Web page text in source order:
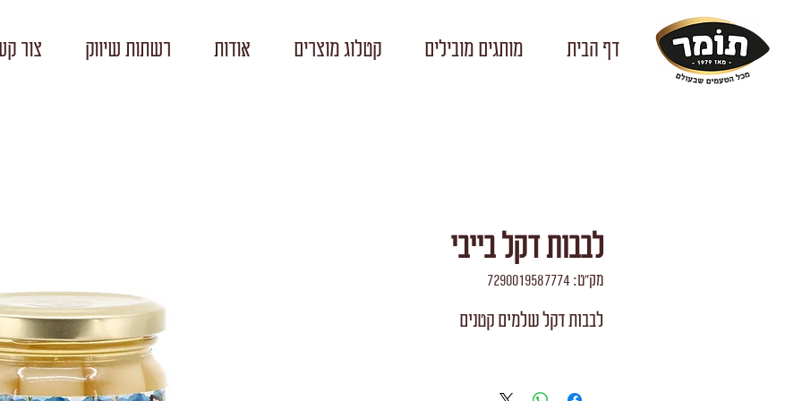
דף הבית מותגים מובילים קטלוג מוצרים אודות רשתות שיווק צור
לבבות דקל בייבי
מק"ט: 7290019587774
לבבות דקל שלמים קטנים